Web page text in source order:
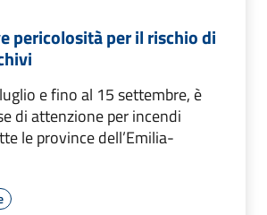
pericolosità per il rischio di
e fino al 15 settembre, è
di attenzione per incendi
le province dell’Emilia-